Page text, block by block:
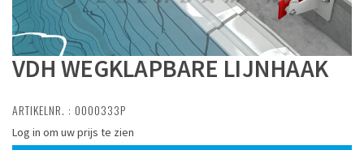
VDH WEGKLAPBARE LIJNHAAK
ARTIKELNR. : 0000333P
Log in om uw prijs te zien